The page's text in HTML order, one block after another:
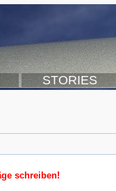
STORIES
schreiben!